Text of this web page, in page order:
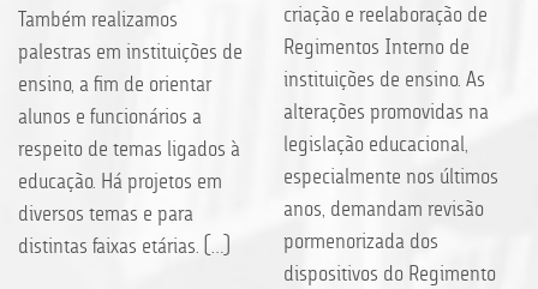
Também realizamos
palestras em instituições de
ensino, a fim de orientar
alunos e funcionários a
respeito de temas ligados à
educação. Há projetos em
diversos temas e para
distintas faixas etárias. […]
criação e reelaboração de
Regimentos Interno de
instituições de ensino. As
alterações promovidas na
legislação educacional,
especialmente nos últimos
anos, demandam revisão
pormenorizada dos
dispositivos do Regimento